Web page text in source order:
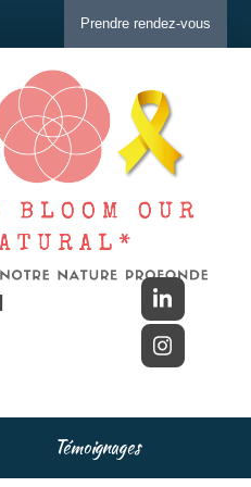
Prendre rendez-vous
Témoignages